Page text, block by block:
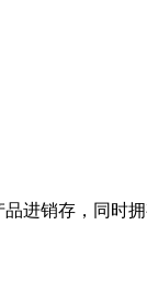
进销存，同时